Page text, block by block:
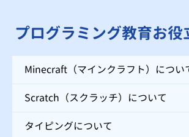
プログラミング教育お役
Minecraft（マインクラフト）につい
Scratch（スクラッチ）について
タイピングについて